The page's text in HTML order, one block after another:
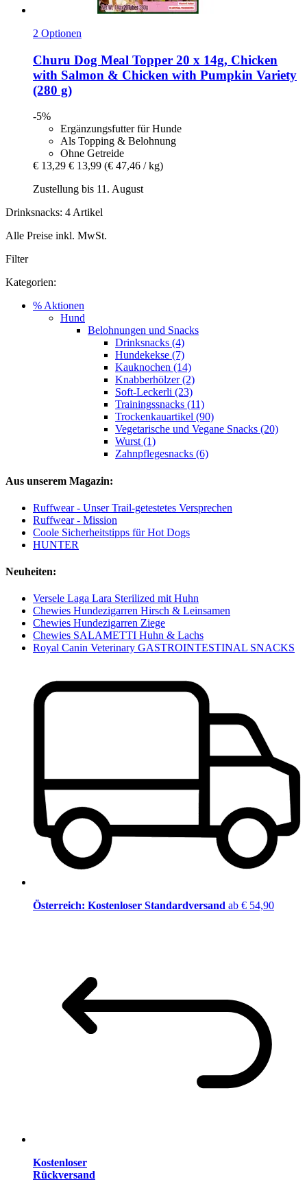
2 Optionen
Churu Dog Meal Topper 20 x 14g, Chicken
with Salmon & Chicken with Pumpkin Variety
(280 g)
-5%
Ergänzungsfutter für Hunde
Als Topping & Belohnung
Ohne Getreide
€ 13,29 € 13,99 (€ 47,46 / kg)
Zustellung bis 11. August
Drinksnacks: 4 Artikel
Alle Preise inkl. MwSt.
Filter
Kategorien:
% Aktionen
Hund
Belohnungen und Snacks
Drinksnacks (4)
Hundekekse (7)
Kauknochen (14)
Knabberhölzer (2)
Soft-Leckerli (23)
Trainingssnacks (11)
Trockenkauartikel (90)
Vegetarische und Vegane Snacks (20)
Wurst (1)
Zahnpflegesnacks (6)
Aus unserem Magazin:
Ruffwear - Unser Trail-getestetes Versprechen
Ruffwear - Mission
Coole Sicherheitstipps für Hot Dogs
HUNTER
Neuheiten:
Versele Laga Lara Sterilized mit Huhn
Chewies Hundezigarren Hirsch & Leinsamen
Chewies Hundezigarren Ziege
Chewies SALAMETTI Huhn & Lachs
Royal Canin Veterinary GASTROINTESTINAL SNACKS
Österreich: Kostenloser Standardversand ab € 54,90
Kostenloser
Rückversand